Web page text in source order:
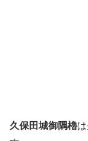
久保田城御隅櫓